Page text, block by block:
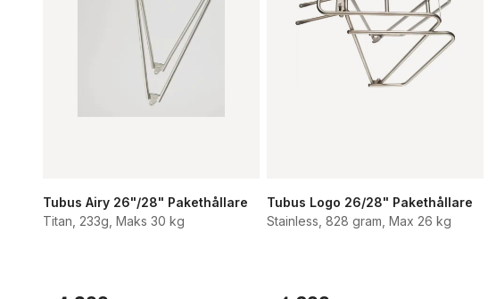
Tubus Airy 26"/28" Pakethållare
Titan, 233g, Maks 30 kg
Tubus Logo 26/28" Pakethållare
Stainless, 828 gram, Max 26 kg